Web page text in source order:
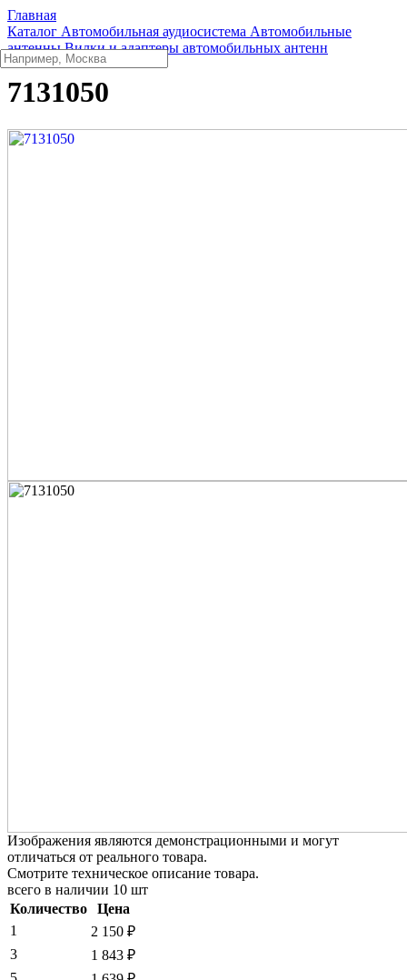
Главная
Каталог Автомобильная аудиосистема Автомобильные
антенны Вилки и адаптеры автомобильных антенн
7131050
Изображения являются демонстрационными и могут
отличаться от реального товара.
Смотрите техническое описание товара.
всего в наличии 10 шт
Количество
Цена
1
2 150 ₽
3
1 843 ₽